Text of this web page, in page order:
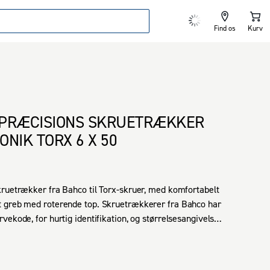
Find os Kurv
SKRUETRÆKKER
TORX 6 X 50
fra Bahco til Torx-skruer, med komfortabelt
greb med roterende top. Skruetrækkerer fra Bahco har
for hurtig identifikation, og størrelsesangivelsen
i klingen. Klinge af højtlegeret stål som er forkromet